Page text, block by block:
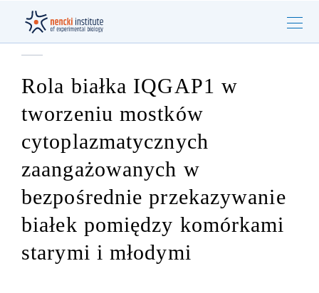
Rola białka IQGAP1 w
tworzeniu mostków
cytoplazmatycznych
zaangażowanych w
bezpośrednie przekazywanie
białek pomiędzy komórkami
starymi i młodymi